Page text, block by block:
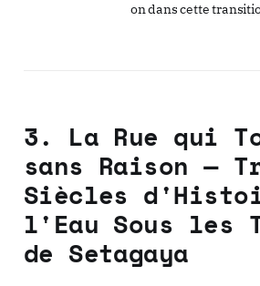
on dans cette
3. La Rue qui
sans Raison —
Siècles
l'Eau Sous les
de Setagaya